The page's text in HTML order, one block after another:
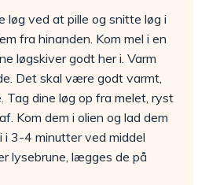
løg ved at pille og snitte løg i
fra hinanden. Kom mel i en
løgskiver godt her i. Varm
Det skal være godt varmt,
Tag dine løg op fra melet, ryst
Kom dem i olien og lad dem
i 3-4 minutter ved middel
lysebrune, lægges de på